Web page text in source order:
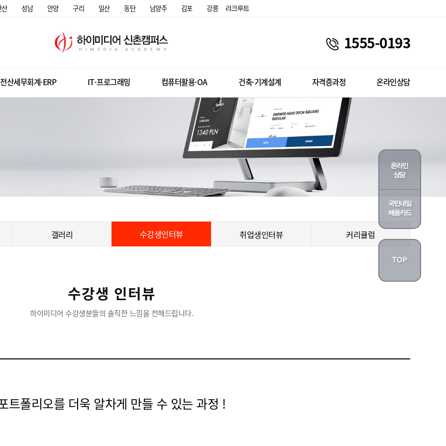
산 성남 안양 구리 일산 동탄 남양주 김포 강릉
1555-0193
전산세무회계·ERP IT·프로그래밍 컴퓨터활용·OA 건축·기계설계 자격증과정 온라인상담
갤러리 수강생인터뷰 취업생인터뷰 커리큘럼
수강생 인터뷰
하이미디어 수강생분들의 솔직한 느낌을 전해드립니다.
트폴리오를 더욱 알차게 만들 수 있는 과정 !